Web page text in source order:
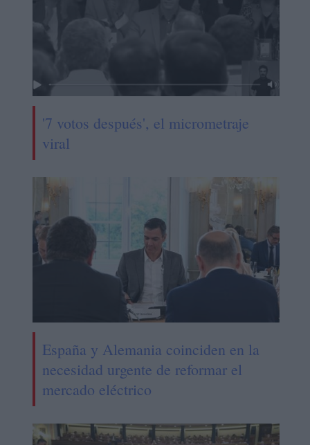
'7 votos después', el micrometraje
viral
España y Alemania coinciden en la
necesidad urgente de reformar el
mercado eléctrico